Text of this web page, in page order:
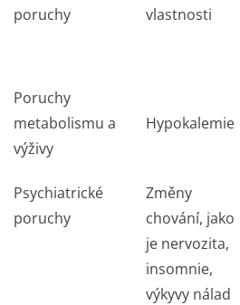
poruchy
vlastnosti
Poruchy
metabolismu a
výživy
Hypokalemie
Psychiatrické
poruchy
Změny
chování, jako
je nervozita,
insomnie,
výkyvy nálad